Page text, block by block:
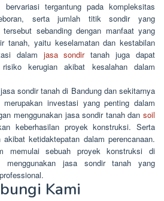
tergantung pada kompleksitas
serta jumlah titik sondir yang
sebanding dengan manfaat yang
tanah, yaitu keselamatan dan kestabilan
dalam jasa sondirtanah juga dapat
kerugian akibat kesalahan dalam
sondir tanah di Bandung dan sekitarnya
investasi yang penting dalam
menggunakan jasa sondir tanah dan soil
keberhasilan proyek konstruksi. Serta
ketidaktepatan dalam perencanaan.
memulai sebuah proyek konstruksi di
menggunakan jasa sondir tanah yang
Kami